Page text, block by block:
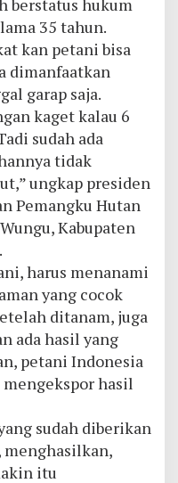
berstatus hukum
35 tahun.
kan petani bisa
dimanfaatkan
garap saja.
kaget kalau 6
sudah ada
tidak
ungkap presiden
Pemangku Hutan
Kabupaten
harus menanami
yang cocok
ditanam, juga
ada hasil yang
petani Indonesia
hasil
sudah diberikan
itu